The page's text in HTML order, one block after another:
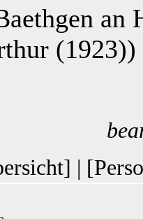
an
(1923))
] | [